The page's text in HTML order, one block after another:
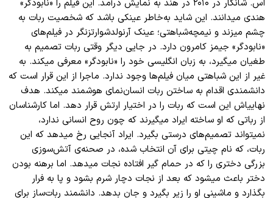
اس. شانکار در ۲۰۱۰ در هند به نمایش درآمد. این فیلم را «نابود
گر»
هندی میدانند. این شاید بهخاطر عینکی باشد که شخصیت ربات به
چشم میزند و نیمچهشباهتی؛ عینک آرنولدشوارتزنگر در فیلمهای
«نابودگر» جیمز کامرون دارد. در جایی دیگر وقتی ربات تصمیم به
طغیان میگیرد، به زبان انگلیسی خود را «نابودگر» معرفی میکند. به
غیر از این شباهتی میان فیلمها وجود ندارد. ماجرا از این قرار است که
دانشمندی اقدام به ساختن ربات انساننمای هوشمند میکند. هدف
نهاییاش این است که ربات را در اختیار ارتش قرار دهد. اما کارشناسان
از رباتی که او ساخته ایراد میگیرند که چون روح انسانی ندارد،
نمیتواند تصمیمهای درستی بگیرد. ایراد آنجایی رخ میدهد که این
ربات، که نام چیتی برای آن انتخاب شده، در صحنهی آتشسوزی
بزرگی دختری را که در حمام گیر افتاده نجات میدهد. اما برهنه بودن
دختر باعث میشود که بعد از نجات دچار شرم بشود و پا به فرار
بگذارد و ماشینی او را زیر بگیرد و جان بدهد. دانشمند رباتساز برای